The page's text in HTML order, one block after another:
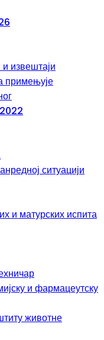
извештаји
примењује
ситуацији
и матурских испита
и фармацеутску
животне